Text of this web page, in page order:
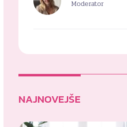
Moderator
NAJNOVEJŠE